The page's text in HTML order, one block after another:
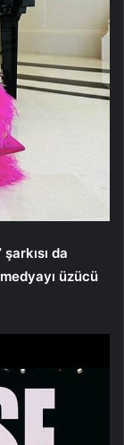
da
üzücü